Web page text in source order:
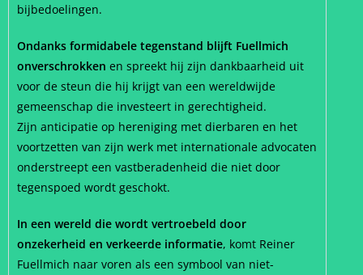
bijbedoelingen.
Ondanks formidabele tegenstand blijft Fuellmich
onverschrokken en spreekt hij zijn dankbaarheid uit
voor de steun die hij krijgt van een wereldwijde
gemeenschap die investeert in gerechtigheid.
Zijn anticipatie op hereniging met dierbaren en het
voortzetten van zijn werk met internationale advocaten
onderstreept een vastberadenheid die niet door
tegenspoed wordt geschokt.
In een wereld die wordt vertroebeld door
onzekerheid en verkeerde informatie, komt Reiner
Fuellmich naar voren als een symbool van niet-